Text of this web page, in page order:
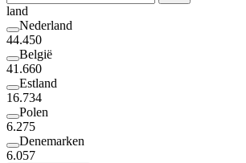
land
Nederland
44.450
België
41.660
Estland
16.734
Polen
6.275
Denemarken
6.057